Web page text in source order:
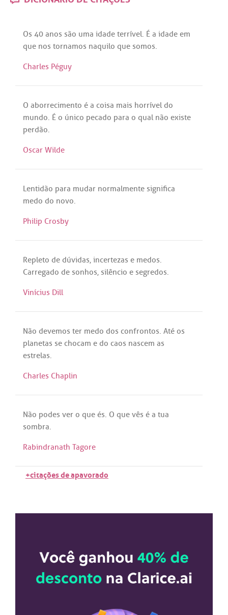
Os 40 anos são uma idade terrível. É a idade em
que nos tornamos naquilo que somos.
Charles Péguy
O aborrecimento é a coisa mais horrível do
mundo. É o único pecado para o qual não existe
perdão.
Oscar Wilde
Lentidão para mudar normalmente significa
medo do novo.
Philip Crosby
Repleto de dúvidas, incertezas e medos.
Carregado de sonhos, silêncio e segredos.
Vinícius Dill
Não devemos ter medo dos confrontos. Até os
planetas se chocam e do caos nascem as
estrelas.
Charles Chaplin
Não podes ver o que és. O que vês é a tua
sombra.
Rabindranath Tagore
+citações de apavorado